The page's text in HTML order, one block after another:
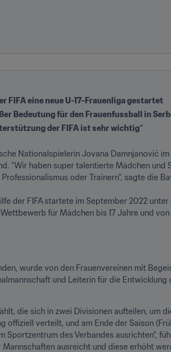
FIFA eine neue U-17-Frauenliga gestartet
Bedeutung für den Frauenfussball in
Nationalspielerin Jovana Damnjanović
"Wir haben super talentierte Mädchen und
oder Trainern", sagte die
der FIFA startete im September 2022
Wettbewerb für Mädchen bis 17 Jahre und
wurde von den Frauenvereinen mit
die sich in zwei Divisionen aufteilen, um
offiziell verteilt, und am Ende der Saison
Sportzentrum des Verbandes ausrichten“,
ausreicht und diese erhöht